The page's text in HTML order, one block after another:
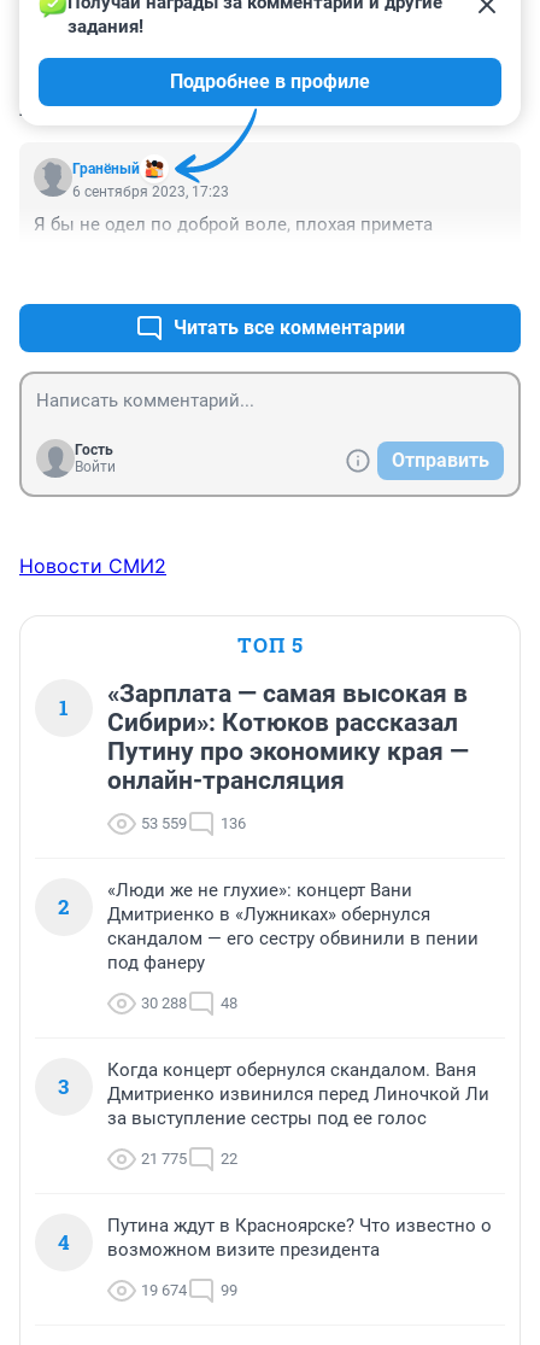
КОММЕНТАРИИ 1
Гранëный
задания!
Подробнее в профиле
6 сентября 2023, 17:23
Я бы не одел по доброй воле, плохая примета
Читать все комментарии
Гость
Войти
Отправить
Новости СМИ2
ТОП 5
1
«Зарплата — самая высокая в
Сибири»: Котюков рассказал
Путину про экономику края —
онлайн-трансляция
53 559 136
2
«Люди же не глухие»: концерт Вани
Дмитриенко в «Лужниках» обернулся
скандалом — его сестру обвинили в пении
под фанеру
30 288 48
3
Когда концерт обернулся скандалом. Ваня
Дмитриенко извинился перед Линочкой Ли
за выступление сестры под ее голос
21 775 22
4
Путина ждут в Красноярске? Что известно о
возможном визите президента
19 674 99